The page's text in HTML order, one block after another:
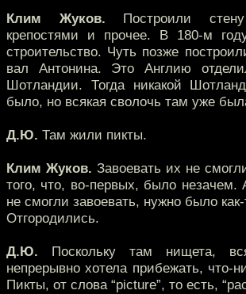
Клим Жуков. Построили
крепостями и прочее. В 180-м
строительство. Чуть позже
вал Антонина. Это Англию
Шотландии. Тогда никакой
было, но всякая сволочь там уже
Д.Ю. Там жили пикты.
Клим Жуков. Завоевать их не
того, что, во-первых, было незачем.
не смогли завоевать, нужно было как-
Отгородились.
Д.Ю. Поскольку там нищета,
непрерывно хотела прибежать, что-
Пикты, от слова “picture”, то есть,